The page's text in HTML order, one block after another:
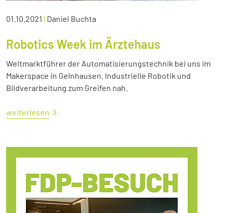
01.10.2021 | Daniel Buchta
Robotics Week im Ärztehaus
Weltmarktführer der Automatisierungstechnik bei uns im
Makerspace in Gelnhausen. Industrielle Robotik und
Bildverarbeitung zum Greifen nah.
weiterlesen